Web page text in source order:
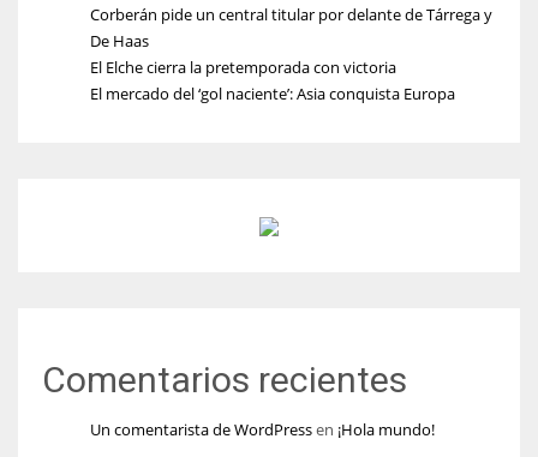
Corberán pide un central titular por delante de Tárrega y
De Haas
El Elche cierra la pretemporada con victoria
El mercado del ‘gol naciente’: Asia conquista Europa
Comentarios recientes
Un comentarista de WordPressen ¡Hola mundo!